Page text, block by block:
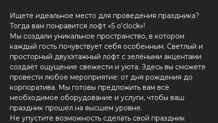
Ищете идеальное место для проведения праздника?
Тогда вам понравится лофт «5 o'clock»!
Мы создали уникальное пространство, в котором
каждый гость почувствует себя особенным. Светлый и
просторный двухэтажный лофт с зелёными акцентами
создаёт ощущение свежести и уюта. Здесь вы сможете
провести любое мероприятие: от дня рождения до
корпоратива. Мы готовы предложить вам всё
необходимое оборудование и услуги, чтобы ваш
праздник прошёл на высшем уровне.
Не упустите возможность сделать свой праздник